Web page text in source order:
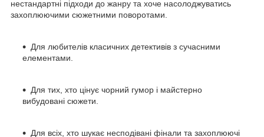
нестандартні підходи до жанру та хоче насолоджуватись
захоплюючими сюжетними поворотами.
Для любителів класичних детективів з сучасними
елементами.
Для тих, хто цінує чорний гумор і майстерно
вибудовані сюжети.
Для всіх, хто шукає несподівані фінали та захоплюючі